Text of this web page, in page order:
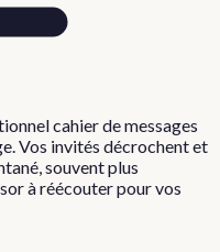
cahier de messages
Vos invités décrochent et
souvent plus
à réécouter pour vos